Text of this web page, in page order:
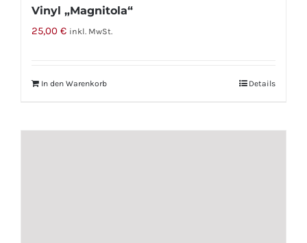
Vinyl „Magnitola“
25,00 € inkl. MwSt.
In den Warenkorb Details